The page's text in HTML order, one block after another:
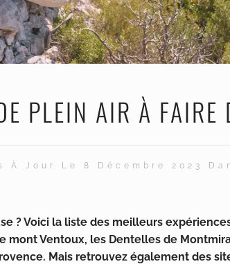
PLEIN AIR À FAIRE
À Jour Le 8 Décembre 2023
? Voici la liste des meilleurs
Ventoux, les Dentelles de
Mais retrouvez également des